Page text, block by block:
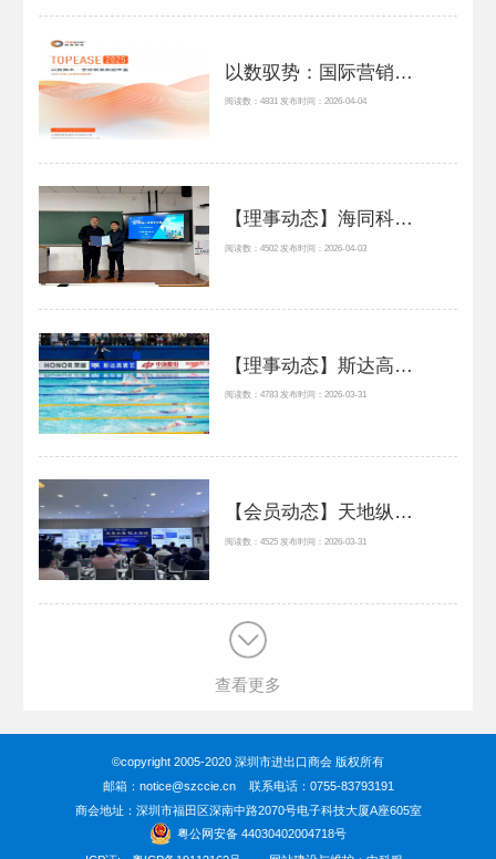
以数驭势：国际营销大数据赋能外贸企业全球化增长——《2025年度贸易数据报告》
阅读数：4831 发布时间：2026-04-04
【理事动态】海同科技总经理徐鹤受邀为对外经济贸易大学出口管制专业研究生授课，并受聘为校外导师
阅读数：4502 发布时间：2026-04-03
【理事动态】斯达高助力2026中国游泳公开赛
阅读数：4783 发布时间：2026-03-31
【会员动态】天地纵横出口管制一站式综合服务走进深圳市坪山区
阅读数：4525 发布时间：2026-03-31
查看更多
©copyright 2005-2020 深圳市进出口商会 版权所有
邮箱：notice@szccie.cn 联系电话：0755-83793191
商会地址：深圳市福田区深南中路2070号电子科技大厦A座605室
粤公网安备 44030402004718号